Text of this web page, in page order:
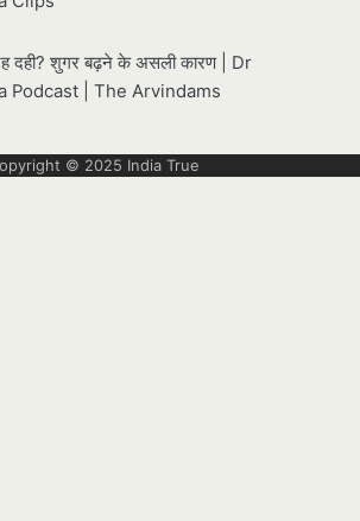
दही? शुगर बढ़ने के असली कारण | Dr
Podcast | The Arvindams
© 2025 India True